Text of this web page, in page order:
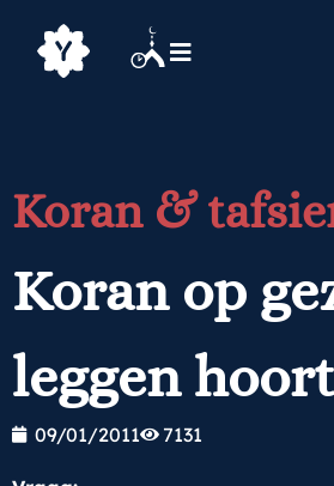
Koran &
Koran op
leggen
09/01/2011 7131